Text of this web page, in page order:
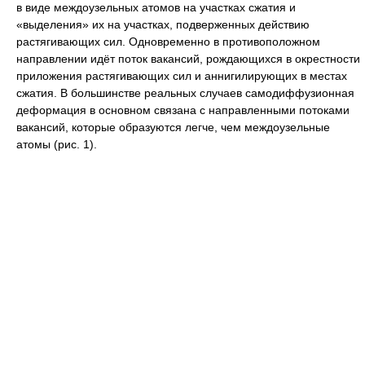
в виде междоузельных атомов на участках сжатия и
«выделения» их на участках, подверженных действию
растягивающих сил. Одновременно в противоположном
направлении идёт поток вакансий, рождающихся в окрестности
приложения растягивающих сил и аннигилирующих в местах
сжатия. В большинстве реальных случаев самодиффузионная
деформация в основном связана с направленными потоками
вакансий
которые образуются легче, чем междоузельные
атомы (рис. 1).